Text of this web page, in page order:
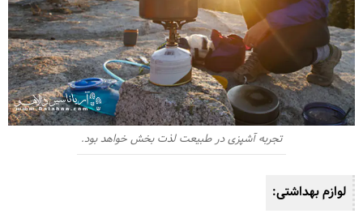
تجربه آشپزی در طبیعت لذت بخش خواهد بود.
لوازم بهداشتی: